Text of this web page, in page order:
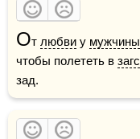
От любви у мужчины
чтобы полететь в загс
зад.